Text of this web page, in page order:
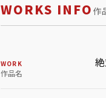
WORKS INFO 作
WORK
作品名